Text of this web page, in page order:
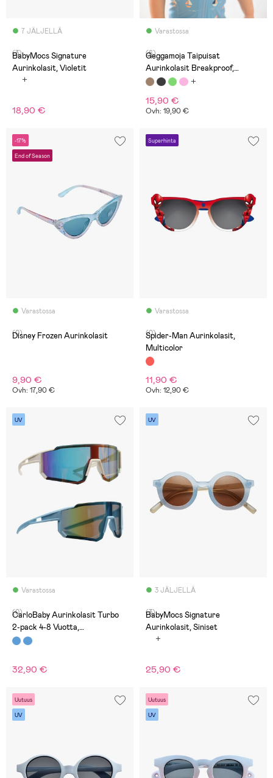
7 JÄLJELLÄ
(3)
BabyMocs Signature
Aurinkolasit, Violetit
18,90 €
Varastossa
(6)
Geggamoja Taipuisat
Aurinkolasit Breakproof,
Tortoise Brown
15,90 €
Ovh: 19,90 €
-17%
End of Season
Varastossa
(0)
Disney Frozen Aurinkolasit
9,90 €
Ovh: 17,90 €
Superhinta
Varastossa
(0)
Spider-Man Aurinkolasit,
Multicolor
11,90 €
Ovh: 12,90 €
UV
Varastossa
(0)
CarloBaby Aurinkolasit Turbo
2-pack 4-8 Vuotta,
Sininen/Valkoinen
32,90 €
UV
3 JÄLJELLÄ
(3)
BabyMocs Signature
Aurinkolasit, Siniset
25,90 €
Uutuus
UV
Uutuus
UV